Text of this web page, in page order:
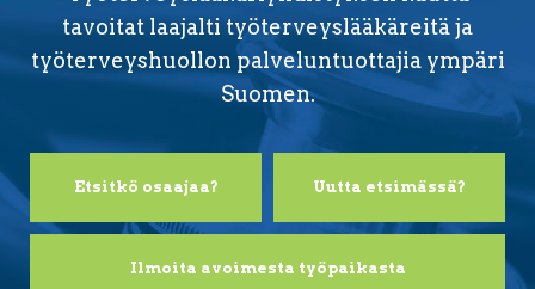
tavoitat laajalti työterveyslääkäreitä ja
työterveyshuollon palveluntuottajia ympäri
Suomen.
Etsitkö osaajaa? Uutta etsimässä?
Ilmoita avoimesta työpaikasta